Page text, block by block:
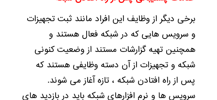
برخی دیگر از وظایف این افراد مانند ثبت تجهیزات
و سرویس هایی که در شبکه فعال هستند و
همچنین تهیه گزارشات مستند از وضعیت کنونی
شبکه و تجهیزات از آن دسته وظایفی هستند که
پس از راه افتادن شبکه ، تازه آغاز می شوند.
سرویس ها و نرم افزارهای شبکه باید در بازدید های